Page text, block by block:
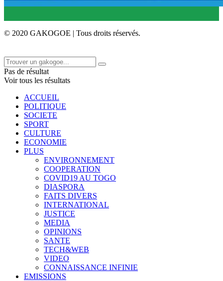
© 2020 GAKOGOE | Tous droits réservés.
Pas de résultat
Voir tous les résultats
ACCUEIL
POLITIQUE
SOCIETE
SPORT
CULTURE
ECONOMIE
PLUS
ENVIRONNEMENT
COOPERATION
COVID19 AU TOGO
DIASPORA
FAITS DIVERS
INTERNATIONAL
JUSTICE
MEDIA
OPINIONS
SANTE
TECH&WEB
VIDEO
CONNAISSANCE INFINIE
EMISSIONS